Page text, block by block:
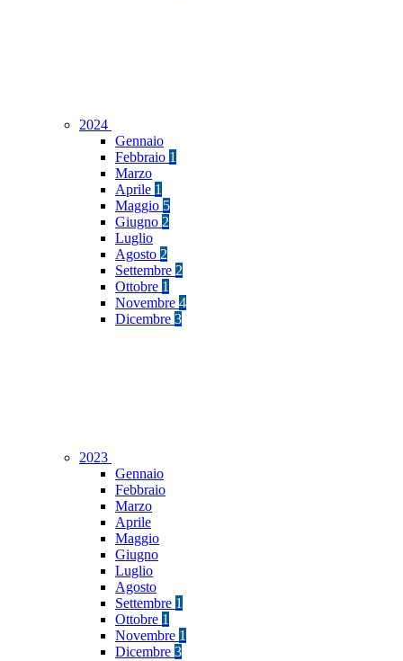
2024
Gennaio
Febbraio 1
Marzo
Aprile 1
Maggio 5
Giugno 2
Luglio
Agosto 2
Settembre 2
Ottobre 1
Novembre 4
Dicembre 3
2023
Gennaio
Febbraio
Marzo
Aprile
Maggio
Giugno
Luglio
Agosto
Settembre 1
Ottobre 1
Novembre 1
Dicembre 3